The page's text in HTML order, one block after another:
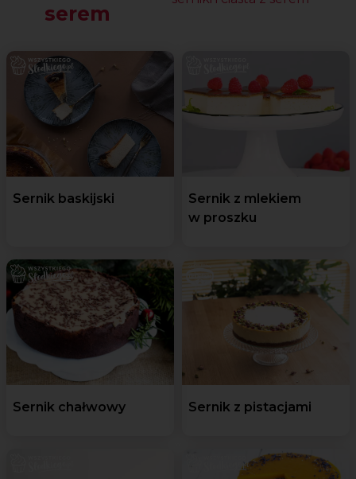
serem
Sernik baskijski
Sernik z mlekiem
w proszku
Sernik chałwowy Sernik z pistacjami